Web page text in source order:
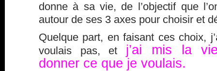
donne à sa vie, de l’objectif que
autour de ses 3 axes pour choisir et
Quelque part, en faisant ces choix,
voulais pas, et j’ai mis la
donner ce que je voulais.